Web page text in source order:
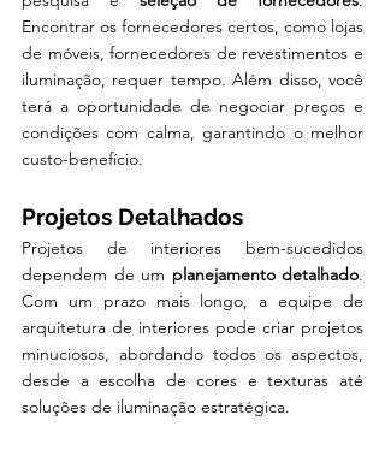
Encontrar os fornecedores certos, como lojas
de móveis, fornecedores de revestimentos e
iluminação, requer tempo. Além disso, você
terá a oportunidade de negociar preços e
condições com calma, garantindo o melhor
custo-benefício.
Projetos Detalhados
Projetos de interiores bem-sucedidos
dependem de um planejamento detalhado.
Com um prazo mais longo, a equipe de
arquitetura de interiores pode criar projetos
minuciosos, abordando todos os aspectos,
desde a escolha de cores e texturas até
soluções de iluminação estratégica.